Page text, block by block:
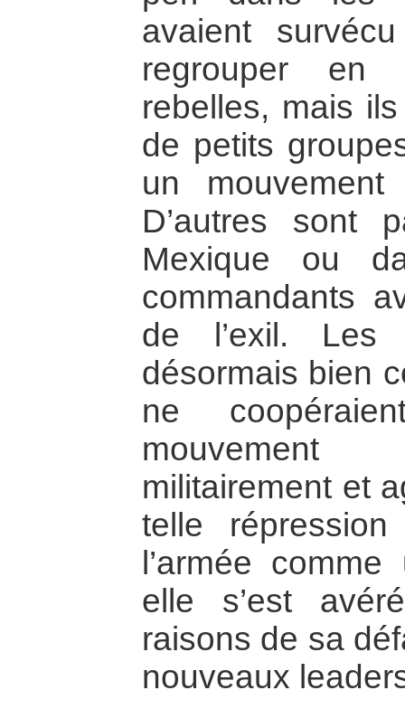
avaient
regrouper en
rebelles, mais
de petits
un mouvement
D’autres sont
Mexique ou
commandants
de l’exil. Les
désormais bien
ne
mouvement
militairement et
telle
l’armée
elle s’est
raisons de sa
nouveaux